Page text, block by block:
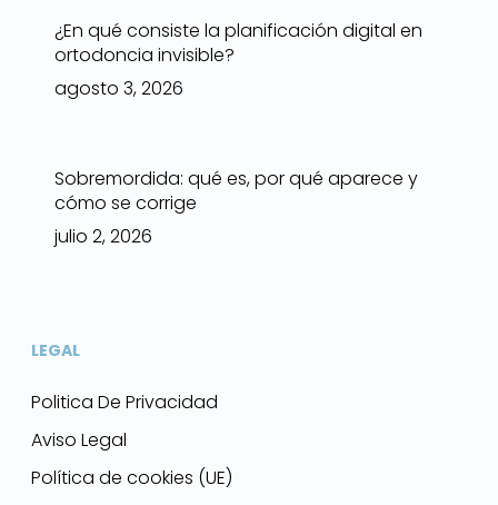
¿En qué consiste la planificación digital en
ortodoncia invisible?
agosto 3, 2026
Sobremordida: qué es, por qué aparece y
cómo se corrige
julio 2, 2026
LEGAL
Politica De Privacidad
Aviso Legal
Política de cookies (UE)